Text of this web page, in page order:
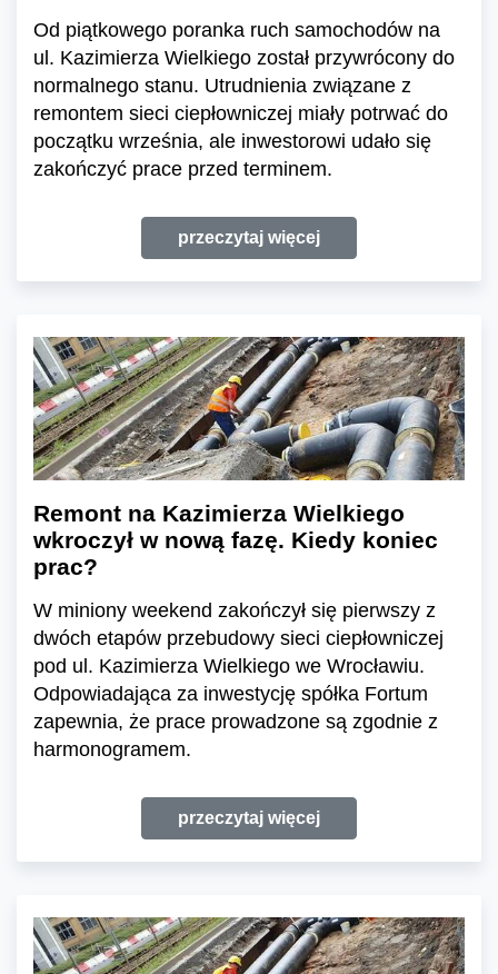
Od piątkowego poranka ruch samochodów na
ul. Kazimierza Wielkiego został przywrócony do
normalnego stanu. Utrudnienia związane z
remontem sieci ciepłowniczej miały potrwać do
początku września, ale inwestorowi udało się
zakończyć prace przed terminem.
przeczytaj więcej
Remont na Kazimierza Wielkiego
wkroczył w nową fazę. Kiedy koniec
prac?
W miniony weekend zakończył się pierwszy z
dwóch etapów przebudowy sieci ciepłowniczej
pod ul. Kazimierza Wielkiego we Wrocławiu.
Odpowiadająca za inwestycję spółka Fortum
zapewnia, że prace prowadzone są zgodnie z
harmonogramem.
przeczytaj więcej